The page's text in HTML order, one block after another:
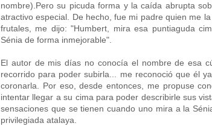
nombre).Pero su picuda forma y la caída abrupta
atractivo especial. De hecho, fue mi padre quien me
frutales, me dijo: "Humbert, mira esa puntiaguda
Sénia de forma inmejorable".
El autor de mis días no conocía el nombre de esa
recorrido para poder subirla... me reconoció que él
coronarla. Por eso, desde entonces, me propuse
intentar llegar a su cima para poder describirle sus
sensaciones que se tienen cuando uno mira a la
privilegiada atalaya.